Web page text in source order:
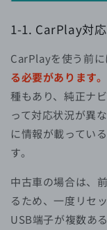
1-1. CarPlay対
CarPlayを使う前に
る必要があります。
種もあり、純正ナ
って対応状況が異
に情報が載ってい
す。
中古車の場合は、
るため、一度リセ
USB端子が複数あ